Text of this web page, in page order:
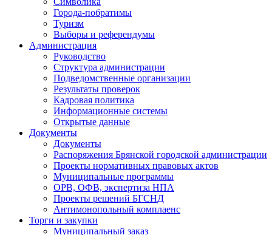
Города-побратимы
Туризм
Выборы и референдумы
Администрация
Руководство
Структура администрации
Подведомственные организации
Результаты проверок
Кадровая политика
Информационные системы
Открытые данные
Документы
Документы
Распоряжения Брянской городской администрации
Проекты нормативных правовых актов
Муниципальные программы
ОРВ, ОФВ, экспертиза НПА
Проекты решений БГСНД
Антимонопольный комплаенс
Торги и закупки
Муниципальный заказ